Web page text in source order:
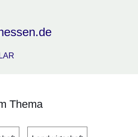
Fenster
Thema